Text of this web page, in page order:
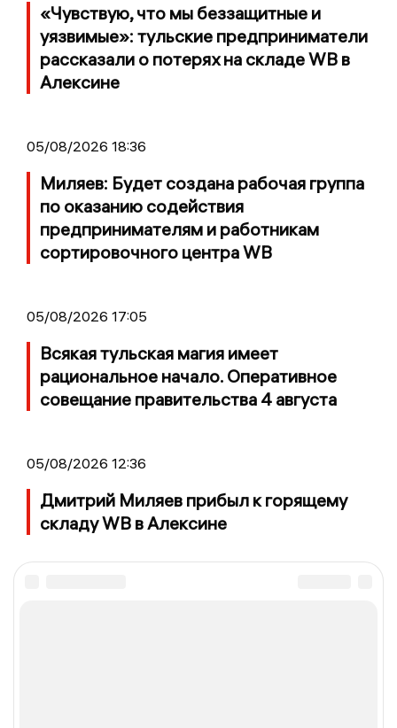
«Чувствую, что мы беззащитные и
уязвимые»: тульские предприниматели
рассказали о потерях на складе WB в
Алексине
05/08/2026 18:36
Миляев: Будет создана рабочая группа
по оказанию содействия
предпринимателям и работникам
сортировочного центра WB
05/08/2026 17:05
Всякая тульская магия имеет
рациональное начало. Оперативное
совещание правительства 4 августа
05/08/2026 12:36
Дмитрий Миляев прибыл к горящему
складу WB в Алексине